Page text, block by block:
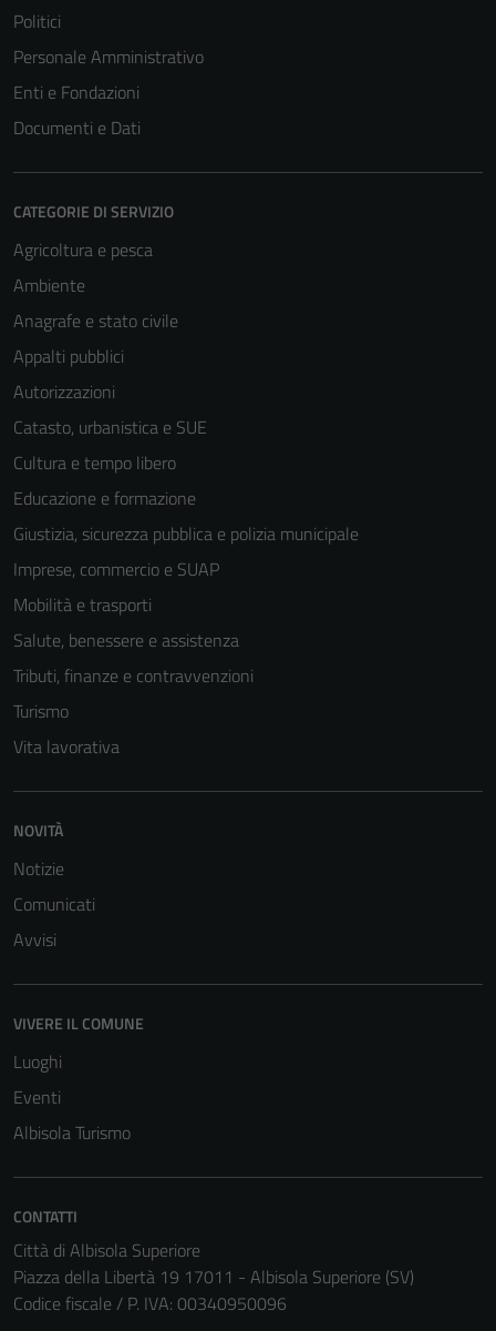
Politici
Personale Amministrativo
Enti e Fondazioni
Documenti e Dati
CATEGORIE DI SERVIZIO
Agricoltura e pesca
Ambiente
Anagrafe e stato civile
Appalti pubblici
Autorizzazioni
Catasto, urbanistica e SUE
Cultura e tempo libero
Educazione e formazione
Giustizia, sicurezza pubblica e polizia municipale
Imprese, commercio e SUAP
Mobilità e trasporti
Salute, benessere e assistenza
Tributi, finanze e contravvenzioni
Turismo
Vita lavorativa
NOVITÀ
Notizie
Comunicati
Avvisi
VIVERE IL COMUNE
Luoghi
Eventi
Albisola Turismo
CONTATTI
Città di Albisola Superiore
Piazza della Libertà 19 17011 - Albisola Superiore (SV)
Codice fiscale / P. IVA: 00340950096